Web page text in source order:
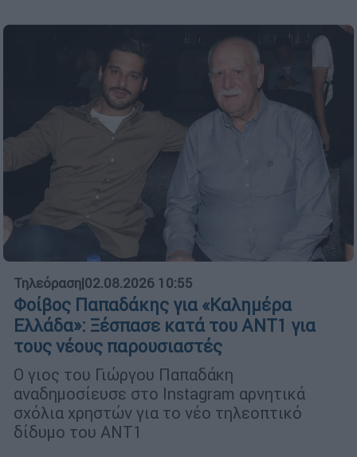
Τηλεόραση|02.08.2026 10:55
Φοίβος Παπαδάκης για «Καλημέρα
Ελλάδα»: Ξέσπασε κατά του ΑΝΤ1 για
τους νέους παρουσιαστές
Ο γιος του Γιώργου Παπαδάκη
αναδημοσίευσε στο Instagram αρνητικά
σχόλια χρηστών για το νέο τηλεοπτικό
δίδυμο του ΑΝΤ1